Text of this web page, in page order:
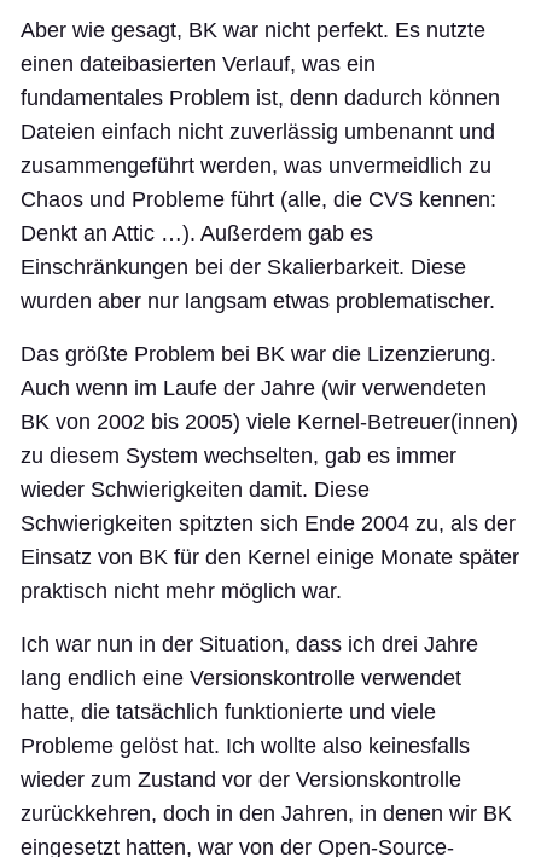
Aber wie gesagt, BK war nicht perfekt. Es nutzte
einen dateibasierten Verlauf, was ein
fundamentales Problem ist, denn dadurch können
Dateien einfach nicht zuverlässig umbenannt und
zusammengeführt werden, was unvermeidlich zu
Chaos und Probleme führt (alle, die CVS kennen:
Denkt an Attic …). Außerdem gab es
Einschränkungen bei der Skalierbarkeit. Diese
wurden aber nur langsam etwas problematischer.
Das größte Problem bei BK war die Lizenzierung.
Auch wenn im Laufe der Jahre (wir verwendeten
BK von 2002 bis 2005) viele Kernel-Betreuer(innen)
zu diesem System wechselten, gab es immer
wieder Schwierigkeiten damit. Diese
Schwierigkeiten spitzten sich Ende 2004 zu, als der
Einsatz von BK für den Kernel einige Monate später
praktisch nicht mehr möglich war.
Ich war nun in der Situation, dass ich drei Jahre
lang endlich eine Versionskontrolle verwendet
hatte, die tatsächlich funktionierte und viele
Probleme gelöst hat. Ich wollte also keinesfalls
wieder zum Zustand vor der Versionskontrolle
zurückkehren, doch in den Jahren, in denen wir BK
eingesetzt hatten, war von der Open-Source-